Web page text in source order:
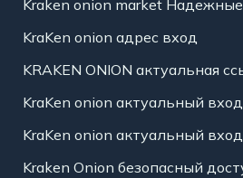
Kraken onion market
KraKen onion адрес вход
KRAKEN ONION актуальная
KraKen onion актуальный
KraKen onion актуальный
Kraken Onion безопасный